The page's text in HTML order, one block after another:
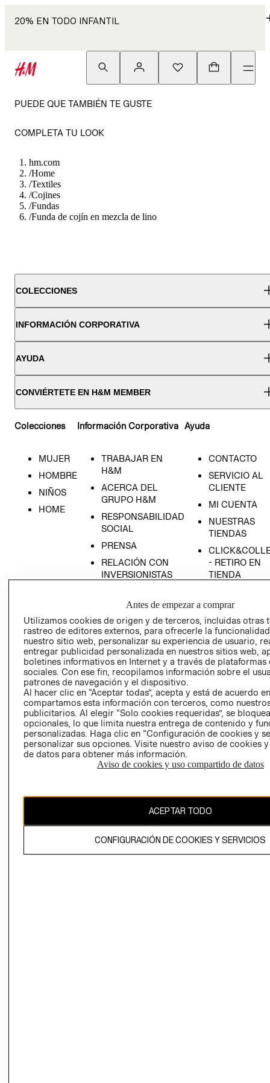
20% EN TODO INFANTIL
PUEDE QUE TAMBIÉN TE GUSTE
COMPLETA TU LOOK
hm.com
/Home
/Textiles
/Cojines
/Fundas
/Funda de cojín en mezcla de lino
COLECCIONES
INFORMACIÓN CORPORATIVA
AYUDA
CONVIÉRTETE EN H&M MEMBER
Colecciones
MUJER
HOMBRE
NIÑOS
HOME
Información Corporativa
TRABAJAR EN
H&M
ACERCA DEL
GRUPO H&M
RESPONSABILIDAD
SOCIAL
PRENSA
RELACIÓN CON
INVERSIONISTAS
EMPRESARIAL
Ayuda
CONTACTO
SERVICIO AL
CLIENTE
MI CUENTA
NUESTRAS
TIENDAS
- RETIRO EN
TIENDA
CONDICIONES
AVISO DE
PRIVACIDAD
GIFT CARD
AVISO DE
COOKIES
El contenido de esta página web está protegido por copyright y es
Antes de empezar a comprar
Utilizamos cookies de origen y de terceros, incluidas otras
rastreo de editores externos, para ofrecerle la
nuestro sitio web, personalizar su experiencia de usuario,
entregar publicidad personalizada en nuestros sitios web,
boletines informativos en Internet y a través de plataformas
sociales. Con ese fin, recopilamos información sobre el
patrones de navegación y el dispositivo.
Al hacer clic en “Aceptar todas”, acepta y está de acuerdo
compartamos esta información con terceros, como
publicitarios. Al elegir “Solo cookies requeridas”, se
opcionales, lo que limita nuestra entrega de contenido y
personalizadas. Haga clic en “Configuración de cookies y
personalizar sus opciones. Visite nuestro aviso de cookies
de datos para obtener más información.
Aviso de cookies y uso compartido de datos
ACEPTAR TODO
CONFIGURACIÓN DE COOKIES Y SERVICIOS